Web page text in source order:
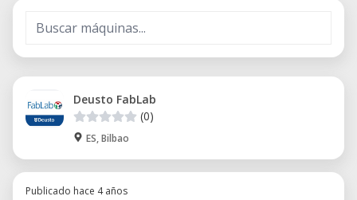
Deusto FabLab
(0)
ES, Bilbao
Publicado hace 4 años